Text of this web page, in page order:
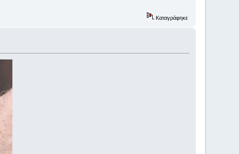
Καταγράφηκε